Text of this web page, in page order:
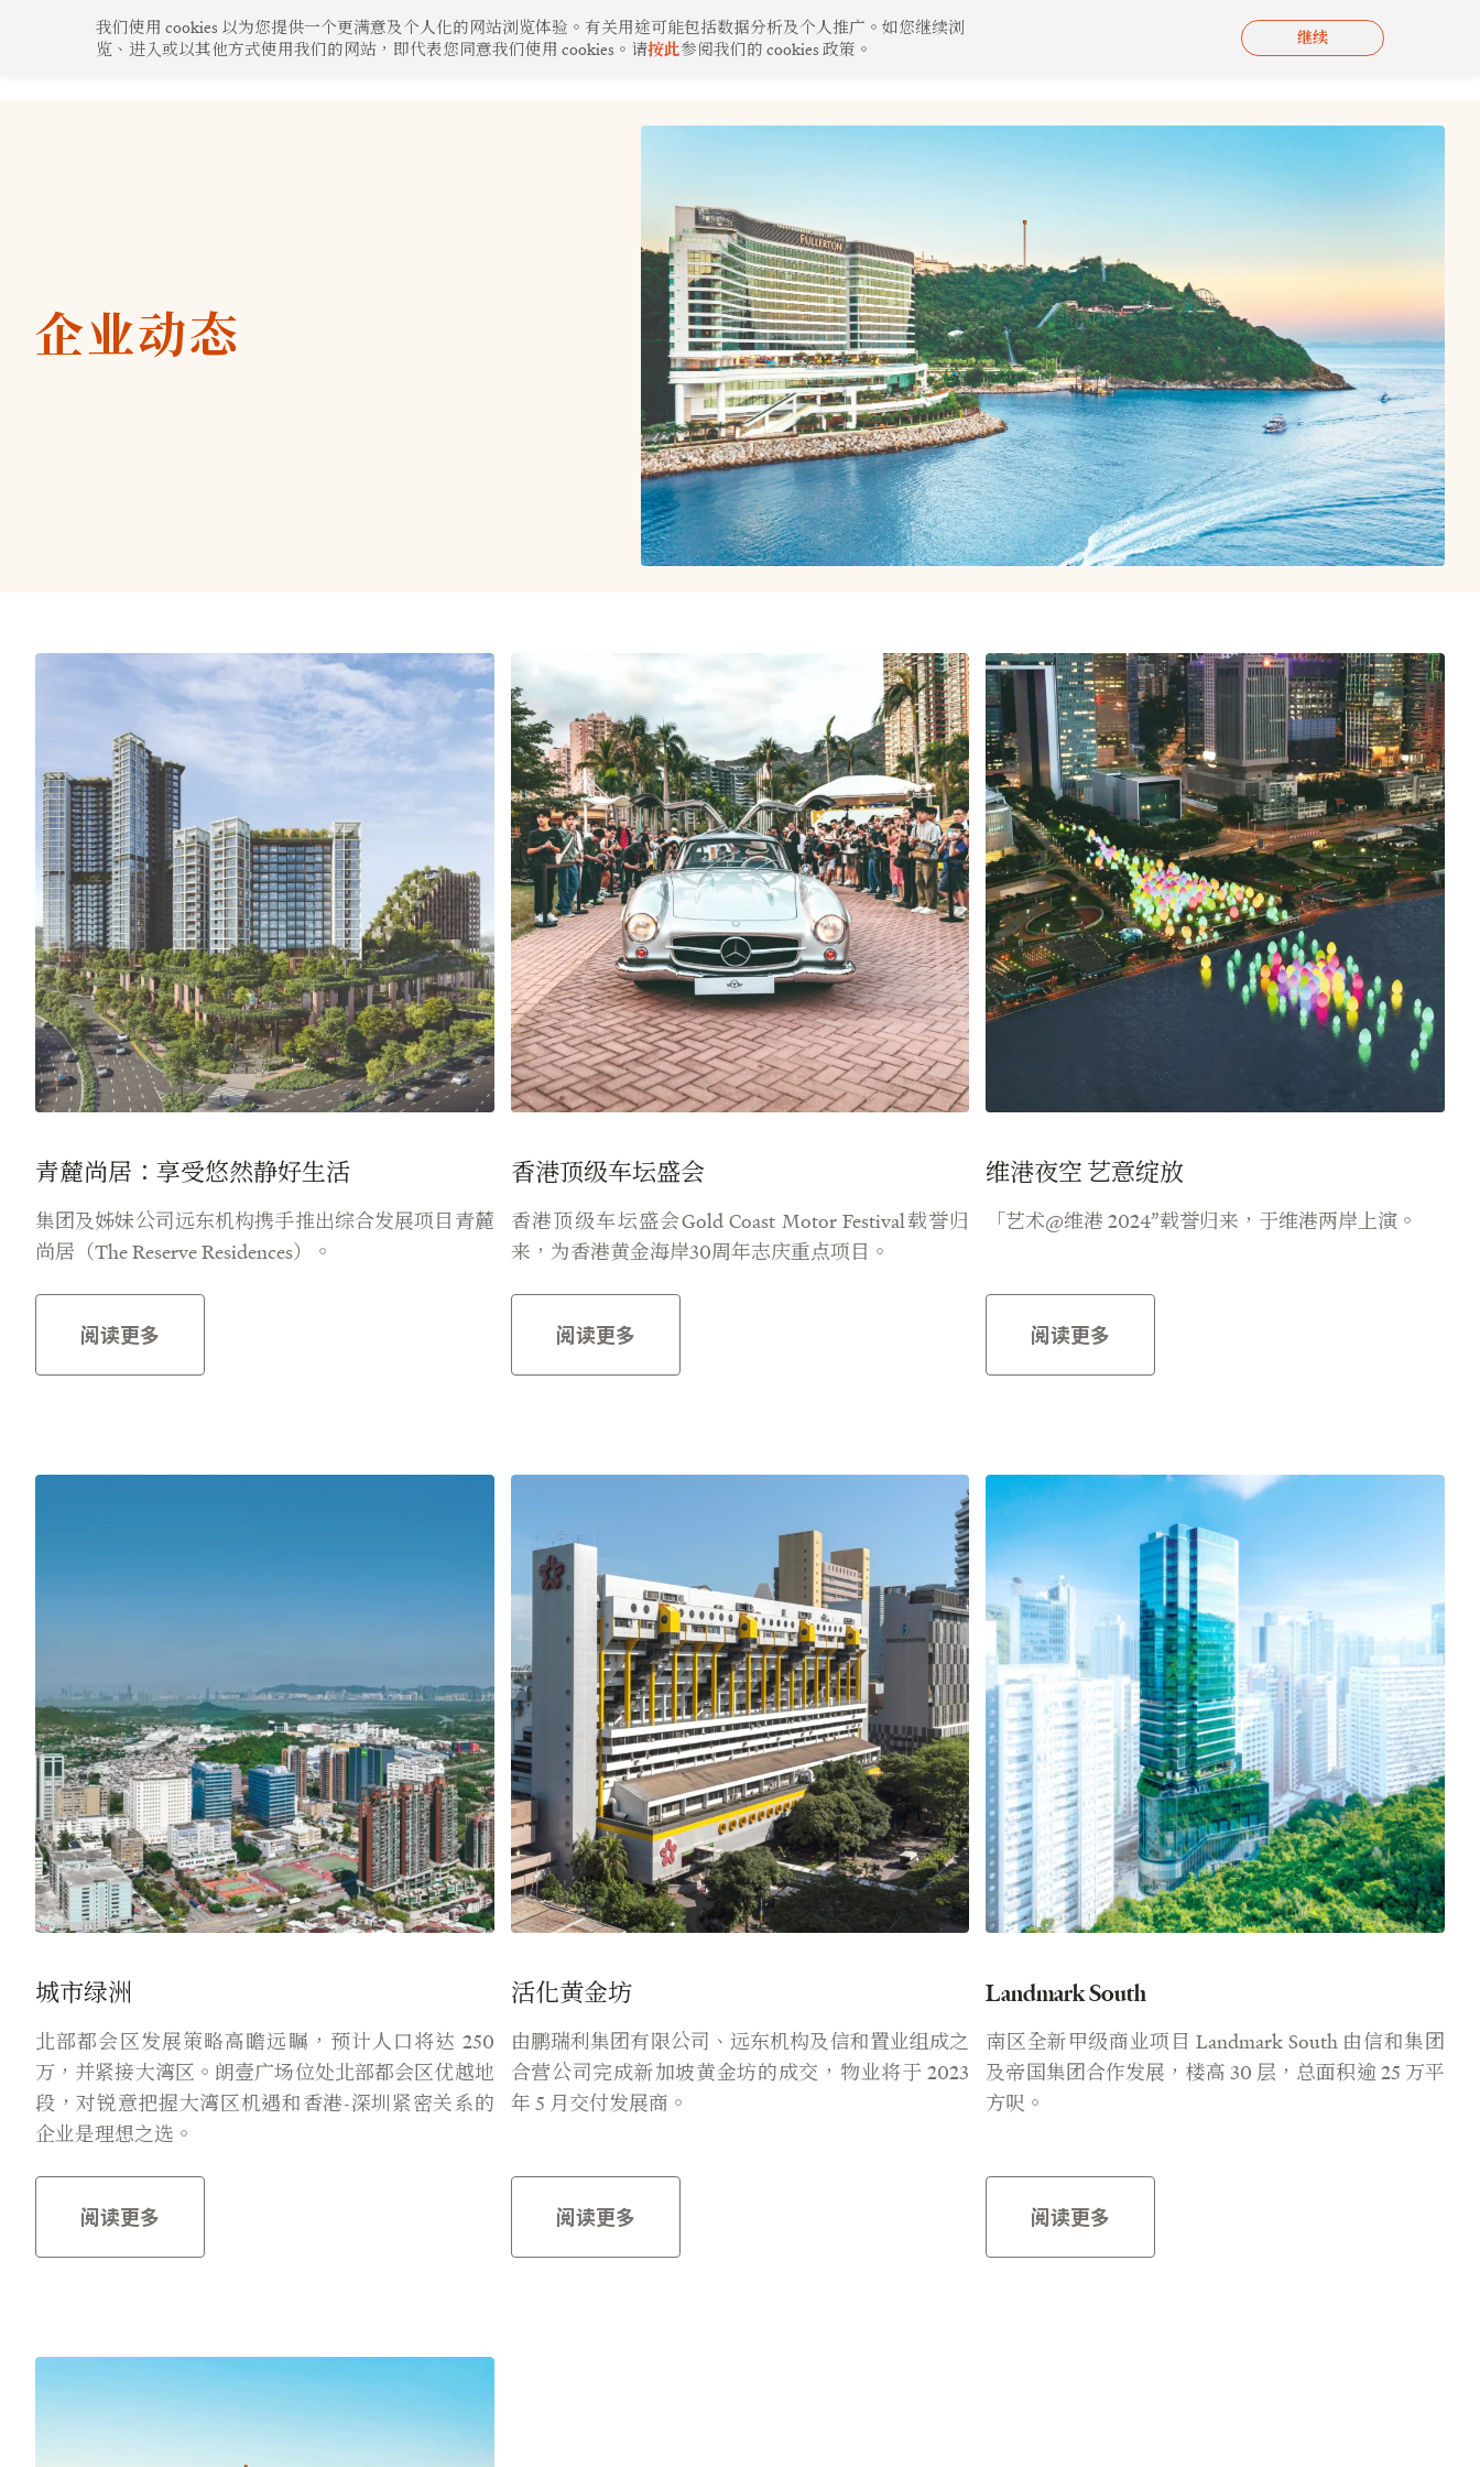
心系社区 绿色生活 创新构思 影片集 联络我们
企业动态
青麓尚居：享受悠然静好生活
集团及姊妹公司远东机构携手推出综合发展项目青麓
尚居（The Reserve Residences）。
阅读更多
香港顶级车坛盛会
香港顶级车坛盛会Gold Coast Motor Festival载誉归
来，为香港黄金海岸30周年志庆重点项目。
阅读更多
维港夜空 艺意绽放
「艺术@维港 2024”载誉归来，于维港两岸上演。
阅读更多
城市绿洲
北部都会区发展策略高瞻远瞩，预计人口将达 250
万，并紧接大湾区。朗壹广场位处北部都会区优越地
段，对锐意把握大湾区机遇和香港-深圳紧密关系的
企业是理想之选。
阅读更多
活化黄金坊
由鹏瑞利集团有限公司、远东机构及信和置业组成之
合营公司完成新加坡黄金坊的成交，物业将于 2023
年 5 月交付发展商。
阅读更多
Landmark South
南区全新甲级商业项目 Landmark South 由信和集团
及帝国集团合作发展，楼高 30 层，总面积逾 25 万平
方呎。
阅读更多
我们使用 cookies 以为您提供一个更满意及个人化的网站浏览体验。有关用途可能包括数据分析及个人推广。如您继续浏
览、进入或以其他方式使用我们的网站，即代表您同意我们使用 cookies。请按此参阅我们的 cookies 政策。
继续